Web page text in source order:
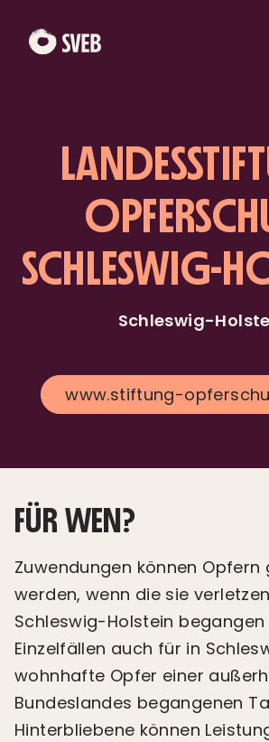
SCHLESWIG-
Schleswig-
www.stiftung-
FÜR WEN?
Zuwendungen können Opfern
werden, wenn die sie
Schleswig-Holstein
Einzelfällen auch für in
wohnhafte Opfer einer
Bundeslandes begangenen
Hinterbliebene können